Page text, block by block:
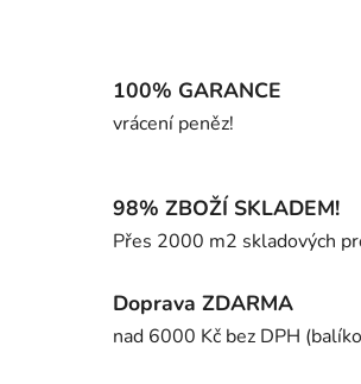
100% GARANCE
vrácení peněz!
98% ZBOŽÍ SKLADEM!
Přes 2000 m2 skladových
Doprava ZDARMA
nad 6000 Kč bez DPH